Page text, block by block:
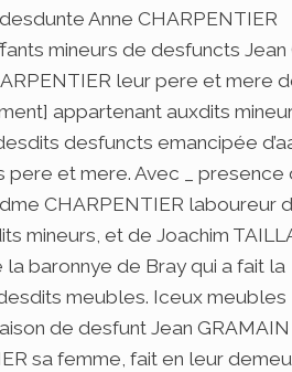
Anne CHARPENTIER
mineurs de desfuncts
leur pere et mere
appartenant auxdits
desfuncts emancipée
et mere. Avec _ presence
CHARPENTIER laboureur
mineurs, et de Joachim
baronnye de Bray qui a fait la
meubles. Iceux meubles
de desfunt Jean
sa femme, fait en leur